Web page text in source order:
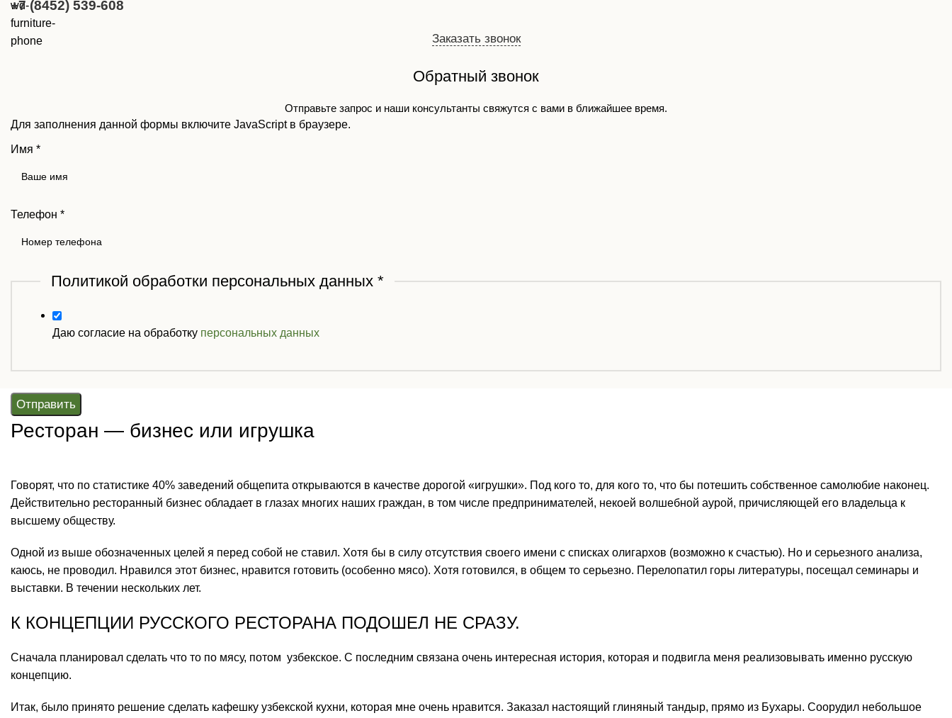
+7 (8452) 539-608
Заказать звонок
Обратный звонок
Отправьте запрос и наши консультанты свяжутся с вами в ближайшее время.
Для заполнения данной формы включите JavaScript в браузере.
Имя *
Телефон *
Политикой обработки персональных данных *
Даю согласие на обработку персональных данных
Отправить
Ресторан — бизнес или игрушка
Говорят, что по статистике 40% заведений общепита открываются в качестве дорогой «игрушки». Под кого то, для кого то, что бы потешить собственное самолюбие наконец.
Действительно ресторанный бизнес обладает в глазах многих наших граждан, в том числе предпринимателей, некоей волшебной аурой, причисляющей его владельца к
высшему обществу.
Одной из выше обозначенных целей я перед собой не ставил. Хотя бы в силу отсутствия своего имени с списках олигархов (возможно к счастью). Но и серьезного анализа,
каюсь, не проводил. Нравился этот бизнес, нравится готовить (особенно мясо). Хотя готовился, в общем то серьезно. Перелопатил горы литературы, посещал семинары и
выставки. В течении нескольких лет.
К КОНЦЕПЦИИ РУССКОГО РЕСТОРАНА ПОДОШЕЛ НЕ СРАЗУ.
Сначала планировал сделать что то по мясу, потом узбекское. С последним связана очень интересная история, которая и подвигла меня реализовывать именно русскую
концепцию.
Итак, было принято решение сделать кафешку узбекской кухни, которая мне очень нравится. Заказал настоящий глиняный тандыр, прямо из Бухары. Соорудил небольшое